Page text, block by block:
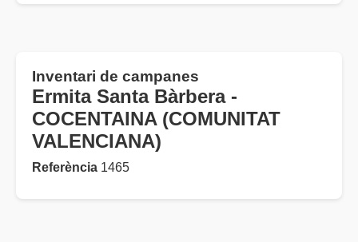
Inventari de campanes
Ermita Santa Bàrbera -
COCENTAINA (COMUNITAT
VALENCIANA)
Referència 1465